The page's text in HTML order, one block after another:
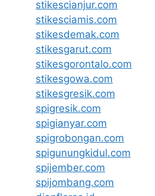
stikescianjur.com
stikesciamis.com
stikesdemak.com
stikesgarut.com
stikesgorontalo.com
stikesgowa.com
stikesgresik.com
spigresik.com
spigianyar.com
spigrobongan.com
spigunungkidul.com
spijember.com
spijombang.com